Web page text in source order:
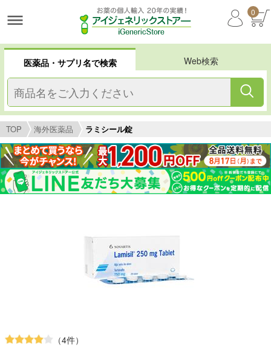
0
医薬品・サプリ名で検索 Web検索
TOP 海外医薬品 ラミシール錠
（4件）